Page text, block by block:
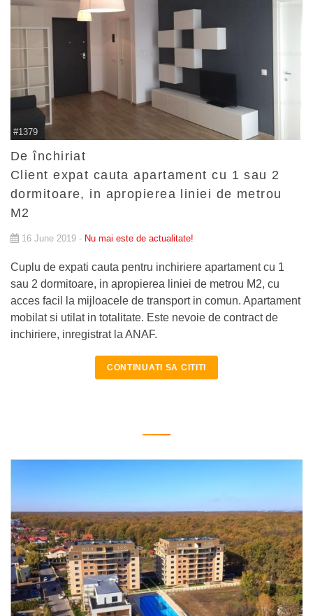
#1379
De închiriat
Client expat cauta apartament cu 1 sau 2
dormitoare, in apropierea liniei de metrou
M2
16 June 2019 - Nu mai este de actualitate!
Cuplu de expati cauta pentru inchiriere apartament cu 1
sau 2 dormitoare, in apropierea liniei de metrou M2, cu
acces facil la mijloacele de transport in comun. Apartament
mobilat si utilat in totalitate. Este nevoie de contract de
inchiriere, inregistrat la ANAF.
CONTINUATI SA CITITI